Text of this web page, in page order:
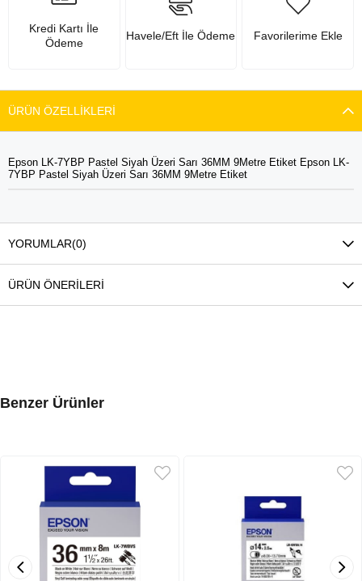
Kredi Kartı İle
Ödeme
Havele/Eft İle Ödeme Favorilerime Ekle
ÜRÜN ÖZELLIKLERI
Epson LK-7YBP Pastel Siyah Üzeri Sarı 36MM 9Metre Etiket Epson LK-
7YBP Pastel Siyah Üzeri Sarı 36MM 9Metre Etiket
YORUMLAR(0)
ÜRÜN ÖNERILERI
Benzer Ürünler